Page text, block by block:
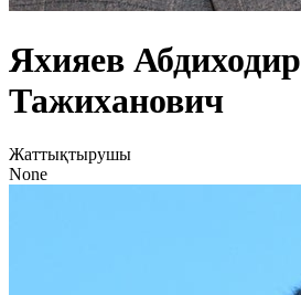
Яхияев Абдиходир
Тажиханович
Жаттықтырушы
None